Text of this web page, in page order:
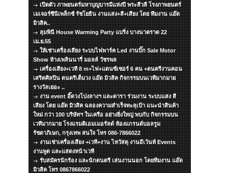
เปิดตัว ภาพยนตร์มหาบุญบารมีแห่งปี พระสีวลี โรงภาพยนตร์
เมเจอร์ซีนีเพล็กซ์ รัชโยธิน งานแสง+สี+เสียง โดย ทีมงาน แอ๊ด
มิวสิค..
ลุมพินี House Warming Party แบริ่ง บางนาตราด 22
เม.ย.55
ให้เช่าเครื่องเสียง ระบบไฟพาร์ค Led งานบิ๊ก Sale Motor
Show ห้างเพลินนารี่ มอลล์ วัชรพล
เครื่องเสียง+เวที 8 m+ไฟ+แดนซ์เซอร์ 6 คน +ดนตรีงานคอน
เสริตศิลปิน ดนตรีเต็มวง แอ๊ด มิวสิค กิจกรรมบนเวทีมากมาย
รางวัลเยอะ ..
งาน event อิ๊ดวงโปงลางฯ และดารา ร่วมงาน ระบบแสง สี
เสียง โดย แอ๊ด มิวสิค ฉลองความสำเร็จทะลุเป้า แนะนำสินค้า
ใหม่ กว่า 100 บริษัทฯ ในเครือ อย่างยิ่งใหญ่ พบกับ กิจกรรมบน
เวทีมากมาย โรงแรมดิเอมเมอรัลด์ ห้องแกรนด์บอลรูม
รัชดาภิเษก, กรุงเทพ สนใจ โทร 086-7866022
งานเช่าเครื่องเสียง +เวที+งาน ไทวัสดุ งานอีเว้นท์ Events
งานพูด และแสดงหน้าเวที
รับสมัครนักร้อง และนักดนตรี เล่นงานนอก โดยทีมงาน แอ๊ด
มิวสิค โทร 0867866022